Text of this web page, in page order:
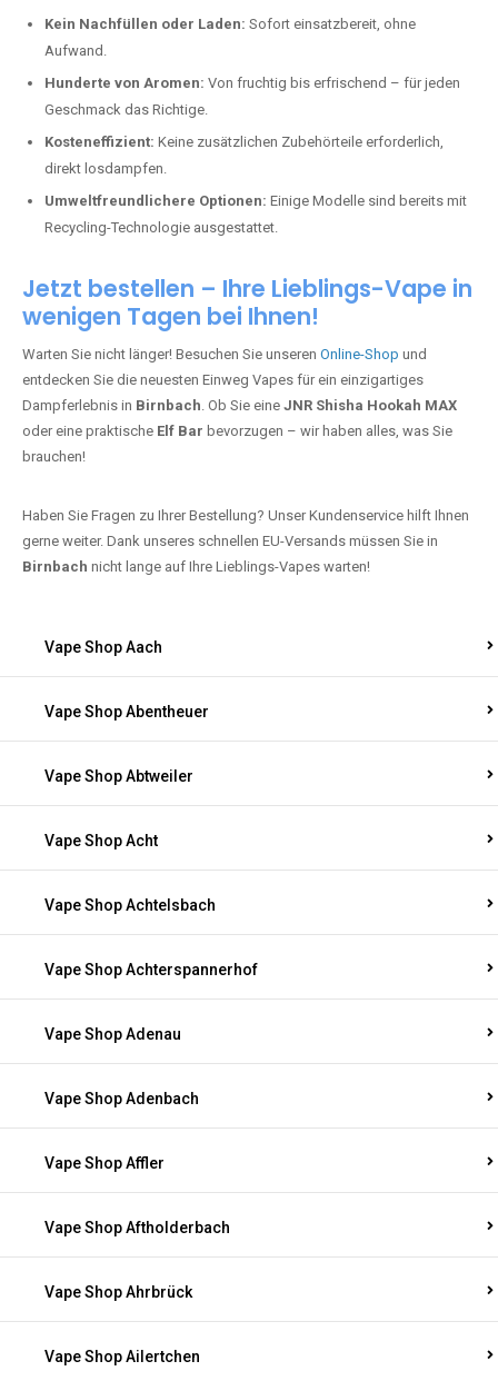
Kein Nachfüllen oder Laden: Sofort einsatzbereit, ohne
Aufwand.
Hunderte von Aromen: Von fruchtig bis erfrischend – für jeden
Geschmack das Richtige.
Kosteneffizient: Keine zusätzlichen Zubehörteile erforderlich,
direkt losdampfen.
Umweltfreundlichere Optionen: Einige Modelle sind bereits mit
Recycling-Technologie ausgestattet.
Jetzt bestellen – Ihre Lieblings-Vape in
wenigen Tagen bei Ihnen!
Warten Sie nicht länger! Besuchen Sie unseren Online-Shop und
entdecken Sie die neuesten Einweg Vapes für ein einzigartiges
Dampferlebnis in Birnbach. Ob Sie eine JNR Shisha Hookah MAX
oder eine praktische Elf Bar bevorzugen – wir haben alles, was Sie
brauchen!
Haben Sie Fragen zu Ihrer Bestellung? Unser Kundenservice hilft Ihnen
gerne weiter. Dank unseres schnellen EU-Versands müssen Sie in
Birnbach nicht lange auf Ihre Lieblings-Vapes warten!
Vape Shop Aach
Vape Shop Abentheuer
Vape Shop Abtweiler
Vape Shop Acht
Vape Shop Achtelsbach
Vape Shop Achterspannerhof
Vape Shop Adenau
Vape Shop Adenbach
Vape Shop Affler
Vape Shop Aftholderbach
Vape Shop Ahrbrück
Vape Shop Ailertchen